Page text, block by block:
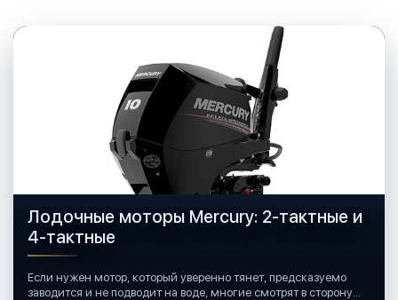
Лодочные моторы Mercury: 2-тактные и
4-тактные
Если нужен мотор, который уверенно тянет, предсказуемо
заводится и не подводит на воде, многие смотрят в сторону